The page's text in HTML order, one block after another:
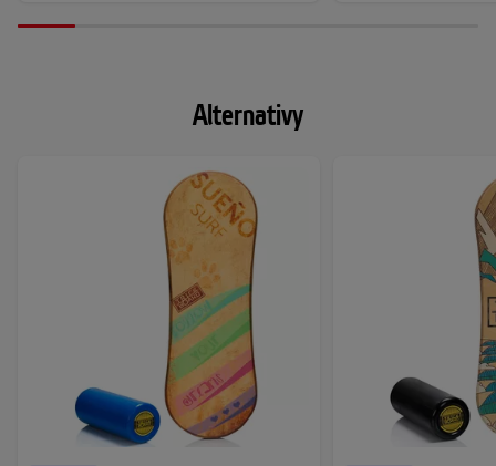
Alternativy